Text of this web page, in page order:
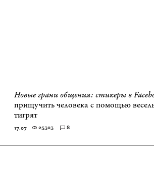
Новые грани общения: стикеры в
прищучить человека с помощью
тигрят
17.07 25303 8